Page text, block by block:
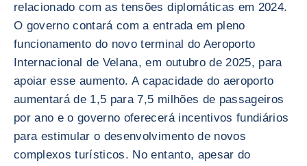
relacionado com as tensões diplomáticas em 2024.
O governo contará com a entrada em pleno
funcionamento do novo terminal do Aeroporto
Internacional de Velana, em outubro de 2025, para
apoiar esse aumento. A capacidade do aeroporto
aumentará de 1,5 para 7,5 milhões de passageiros
por ano e o governo oferecerá incentivos fundiários
para estimular o desenvolvimento de novos
complexos turísticos. No entanto, apesar do